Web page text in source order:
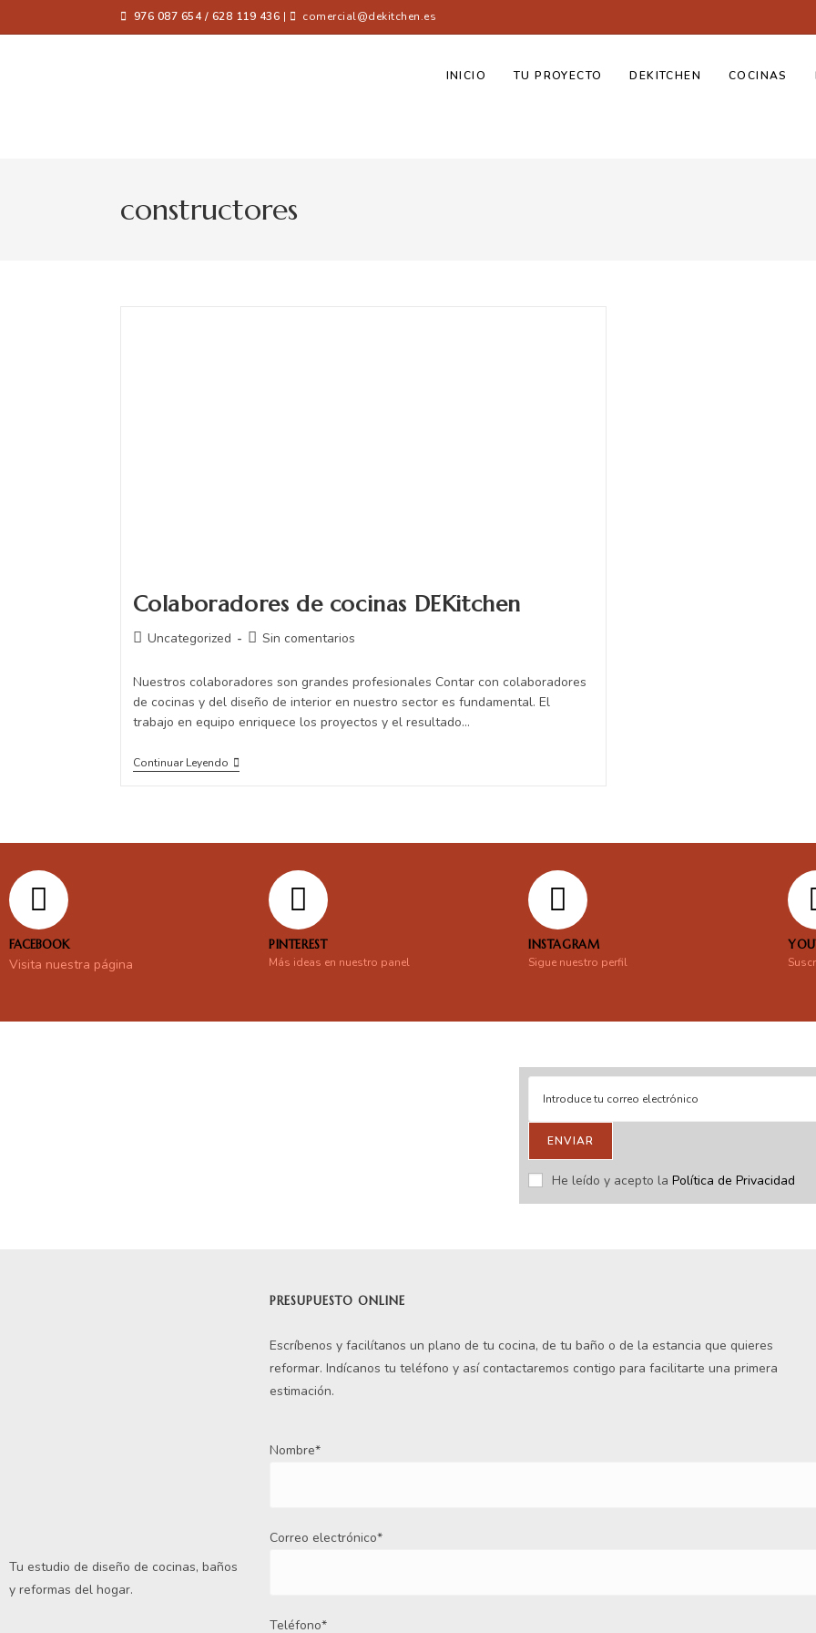
976 087 654 / 628 119 436 | comercial@dekitchen.es
INICIO TU PROYECTO DEKITCHEN COCINAS
constructores
Colaboradores de cocinas DEKitchen
Uncategorized Sin comentarios
Nuestros colaboradores son grandes profesionales Contar con colaboradores
de cocinas y del diseño de interior en nuestro sector es fundamental. El
trabajo en equipo enriquece los proyectos y el resultado…
Continuar Leyendo
FACEBOOK
Visita nuestra página
PINTEREST
Más ideas en nuestro panel
INSTAGRAM
Sigue nuestro perfil
ENVIAR
He leído y acepto la Política de Privacidad
Tu estudio de diseño de cocinas, baños
y reformas del hogar.
PRESUPUESTO ONLINE
Escríbenos y facilítanos un plano de tu cocina, de tu baño o de la estancia que quieres
reformar. Indícanos tu teléfono y así contactaremos contigo para facilitarte una primera
estimación.
Nombre*
Correo electrónico*
Teléfono*